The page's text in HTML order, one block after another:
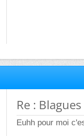
Re :
Euhh pour moi